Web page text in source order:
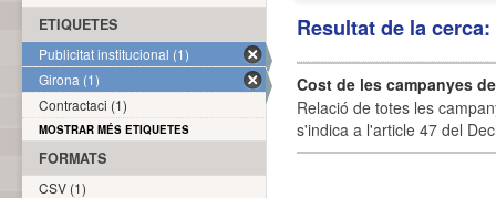
Resultat de la
Cost de les campanyes
Relació de totes les
s'indica a l'article 47 del
ETIQUETES
Publicitat institucional (1)
Girona (1)
Contractaci (1)
MOSTRAR MÉS ETIQUETES
FORMATS
CSV (1)